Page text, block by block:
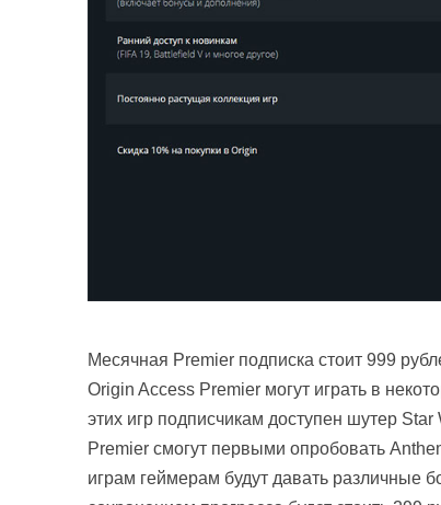
Месячная Premier подписка стоит 999
Origin Access Premier могут играть в
этих игр подписчикам доступен шутер
Premier смогут первыми опробовать
играм геймерам будут давать различные